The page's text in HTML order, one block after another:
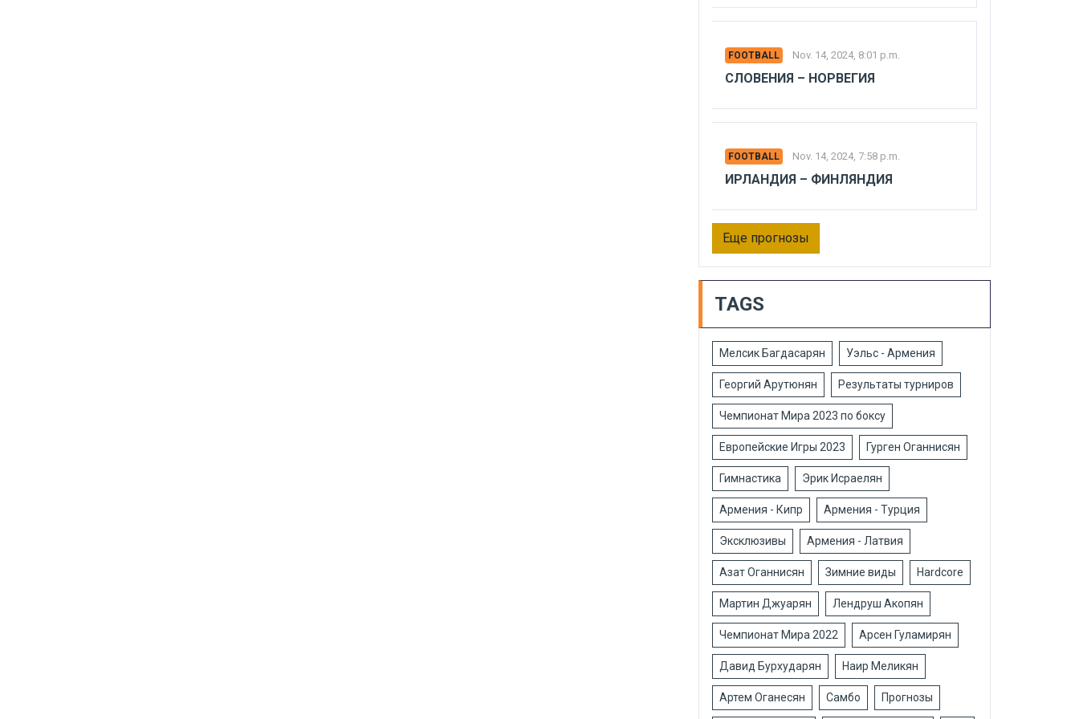
FOOTBALL Nov. 14, 2024, 8:01 p.m.
СЛОВЕНИЯ – НОРВЕГИЯ
FOOTBALL Nov. 14, 2024, 7:58 p.m.
ИРЛАНДИЯ – ФИНЛЯНДИЯ
Еще прогнозы
TAGS
Мелсик Багдасарян Уэльс - Армения
Георгий Арутюнян Результаты турниров
Чемпионат Мира 2023 по боксу
Европейские Игры 2023 Гурген Оганнисян
Гимнастика Эрик Исраелян
Армения - Кипр Армения - Турция
Эксклюзивы Армения - Латвия
Азат Оганнисян Зимние виды Hardcore
Мартин Джуарян Лендруш Акопян
Чемпионат Мира 2022 Арсен Гуламирян
Давид Бурхударян Наир Меликян
Артем Оганесян Самбо Прогнозы